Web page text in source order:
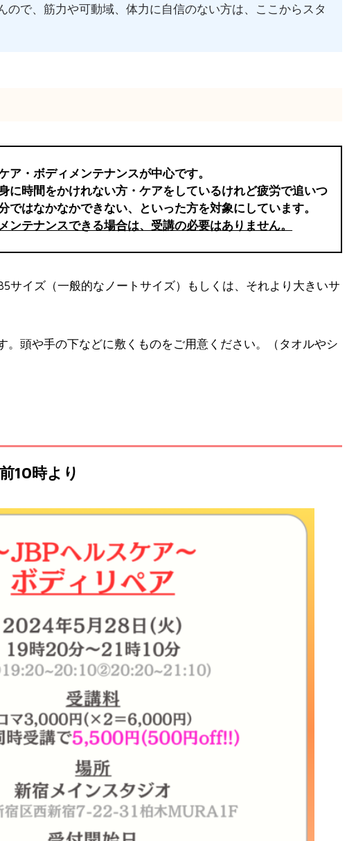
ので、筋力や可動域、体力に自信のない方は、ここからスタ
ア・ボディメンテナンスが中心です。
に時間をかけれない方・ケアをしているけれど疲労で追いつ
ではなかなかできない、といった方を対象にしています。
ンテナンスできる場合は、受講の必要はありません。
サイズ（一般的なノートサイズ）もしくは、それより大きいサ
。頭や手の下などに敷くものをご用意ください。（タオルやシ
10時より